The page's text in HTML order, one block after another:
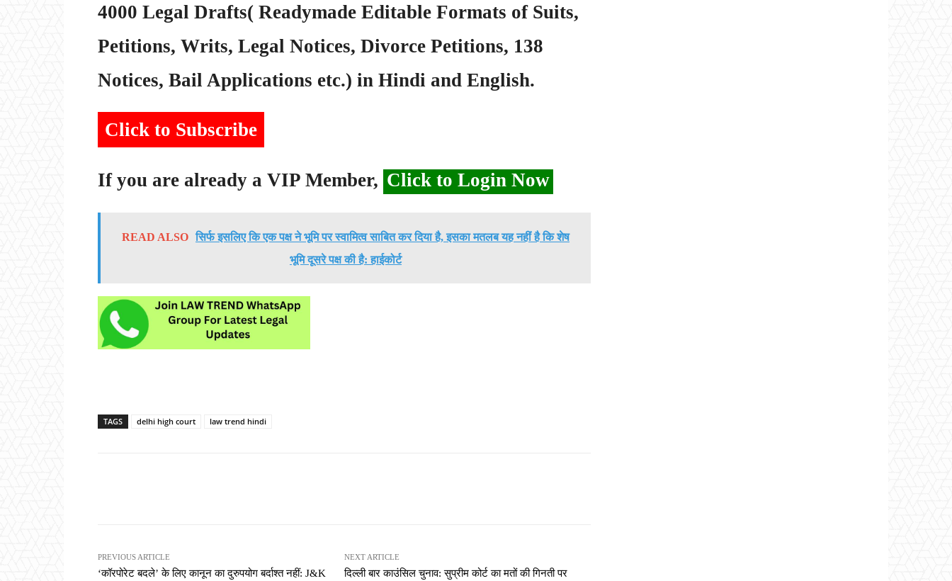
4000 Legal Drafts( Readymade Editable Formats of Suits,
Petitions, Writs, Legal Notices, Divorce Petitions, 138
Notices, Bail Applications etc.) in Hindi and English.
Click to Subscribe
If you are already a VIP Member, Click to Login Now
READ ALSO सिर्फ इसलिए कि एक पक्ष ने भूमि पर स्वामित्व साबित कर दिया है, इसका मतलब यह नहीं है कि शेष
भूमि दूसरे पक्ष की है: हाईकोर्ट
TAGS delhi high court law trend hindi
PREVIOUS ARTICLE
‘कॉरपोरेट बदले’ के लिए कानून का दुरुपयोग बर्दाश्त नहीं: J&K
NEXT ARTICLE
दिल्ली बार काउंसिल चुनाव: सुप्रीम कोर्ट का मतों की गिनती पर